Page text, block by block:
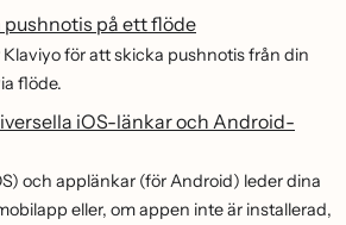
på ett flöde
för att skicka pushnotis från din
flöde.
iOS-länkar och Android-
och applänkar (för Android) leder dina
eller, om appen inte är installerad,